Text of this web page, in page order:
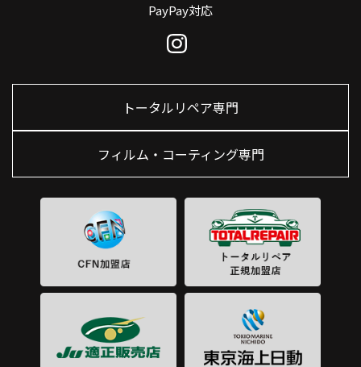
PayPay対応
トータルリペア専門
フィルム・コーティング専門